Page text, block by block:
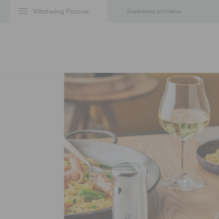
menu Бережная доставка